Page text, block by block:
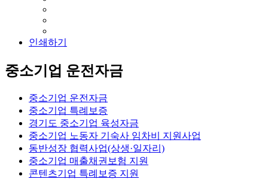
인쇄하기
중소기업 운전자금
중소기업 운전자금
중소기업 특례보증
경기도 중소기업 육성자금
중소기업 노동자 기숙사 임차비 지원사업
동반성장 협력사업(상생·일자리)
중소기업 매출채권보험 지원
콘텐츠기업 특례보증 지원